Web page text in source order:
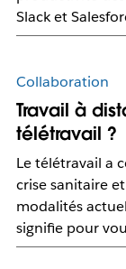
Slack et
Collaboration
Travail à
télétravail ?
Le télétravail a
crise sanitaire
modalités
signifie pour